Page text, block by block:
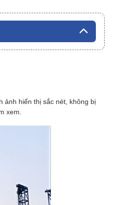
ảnh hiển thị sắc nét, không bị
xem.